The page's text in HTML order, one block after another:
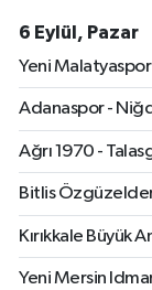
6 Eylül, Pazar
Yeni Malatyaspor
Adanaspor -
Ağrı 1970 -
Bitlis
Kırıkkale Büyük
Yeni Mersin